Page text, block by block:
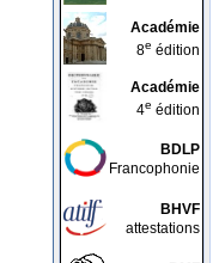
Académie
8e édition
Académie
4e édition
BDLP
Francophonie
BHVF
attestations